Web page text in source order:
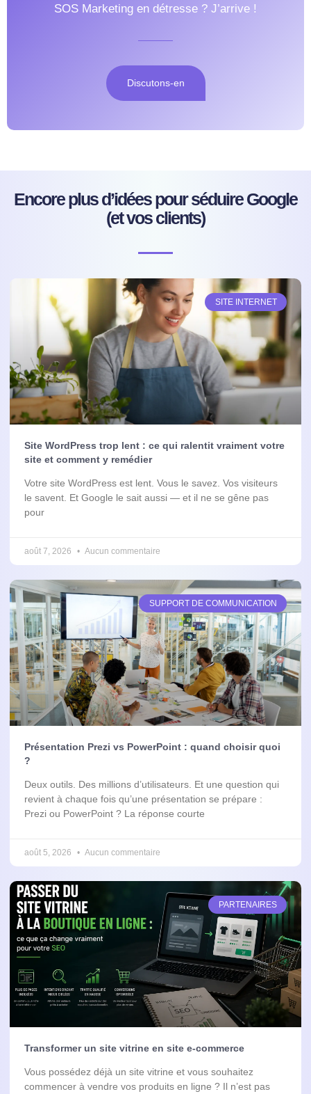
SOS Marketing en détresse ? J’arrive !
Discutons-en
Encore plus d’idées pour séduire Google
(et vos clients)
SITE INTERNET
Site WordPress trop lent : ce qui ralentit vraiment votre
site et comment y remédier
Votre site WordPress est lent. Vous le savez. Vos visiteurs
le savent. Et Google le sait aussi — et il ne se gêne pas
pour
août 7, 2026 Aucun commentaire
SUPPORT DE COMMUNICATION
Présentation Prezi vs PowerPoint : quand choisir quoi
?
Deux outils. Des millions d’utilisateurs. Et une question qui
revient à chaque fois qu’une présentation se prépare :
Prezi ou PowerPoint ? La réponse courte
août 5, 2026 Aucun commentaire
PARTENAIRES
Transformer un site vitrine en site e-commerce
Vous possédez déjà un site vitrine et vous souhaitez
commencer à vendre vos produits en ligne ? Il n’est pas